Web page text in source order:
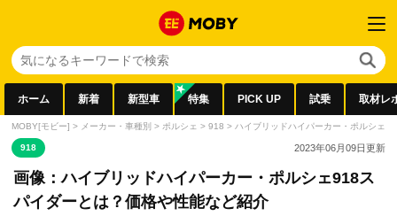
ホーム 新着 新型車 特集 PICK UP 試乗 取材レ
MOBY[モビー] > メーカー・車種別 > ポルシェ > 918 > ハイブリッドハイパーカー・ポルシェ
918 2023年06月09日更新
画像：ハイブリッドハイパーカー・ポルシェ918ス
パイダーとは？価格や性能など紹介